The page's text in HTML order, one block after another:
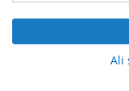
Ali